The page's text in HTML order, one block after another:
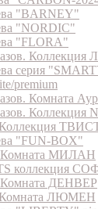
"BARNEY"
"NORDIC"
"FLORA"
Коллекция
серия
premium
Комната
Коллекция
"FUN-BOX"
Комната МИЛАН
коллекция
Комната ДЕНВЕР
Комната ЛЮМЕН